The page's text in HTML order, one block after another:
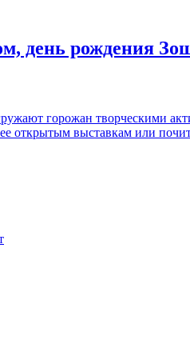
день рождения
горожан творческими
открытым выставкам или